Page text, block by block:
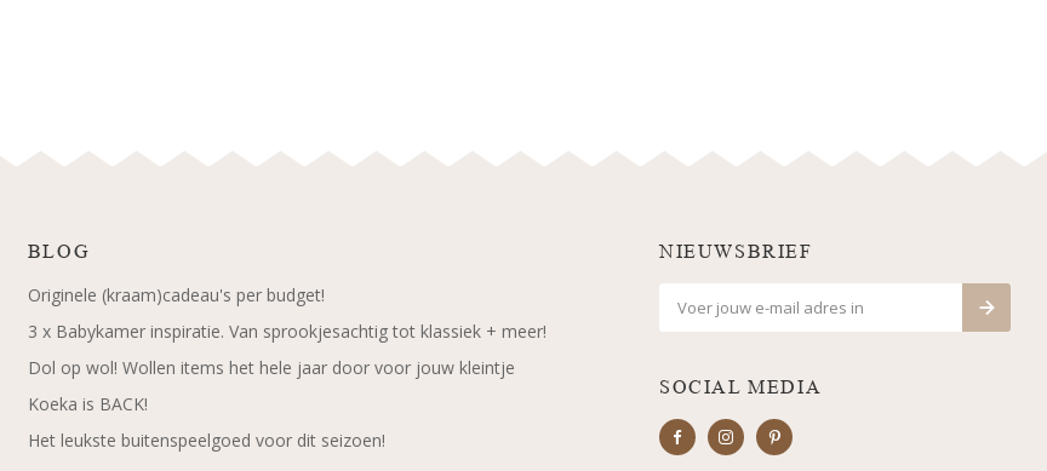
BLOG
Originele (kraam)cadeau's per budget!
3 x Babykamer inspiratie. Van sprookjesachtig tot klassiek + meer!
Dol op wol! Wollen items het hele jaar door voor jouw kleintje
Koeka is BACK!
Het leukste buitenspeelgoed voor dit seizoen!
NIEUWSBRIEF
SOCIAL MEDIA